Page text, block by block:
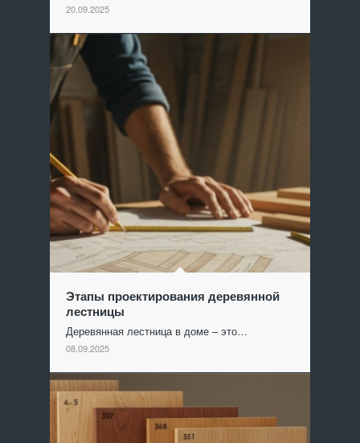
20.09.2025
Этапы проектирования деревянной
лестницы
Деревянная лестница в доме – это…
08.09.2025